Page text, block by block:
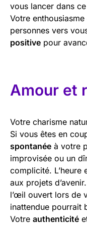
vous lancer dans
Votre
personnes vers
positive pour
Amour et
Votre charisme
Si vous êtes en
spontanée à votre
improvisée ou un
complicité. L’heure
aux projets
l’œil ouvert lors de
inattendue pourrait
Votre authenticité